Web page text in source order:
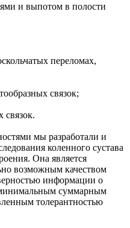
и выпотом в полости
переломах,
связок;
связок.
мы разработали и
коленного сустава
Она является
возможным качеством
информации о
суммарным
толерантностью